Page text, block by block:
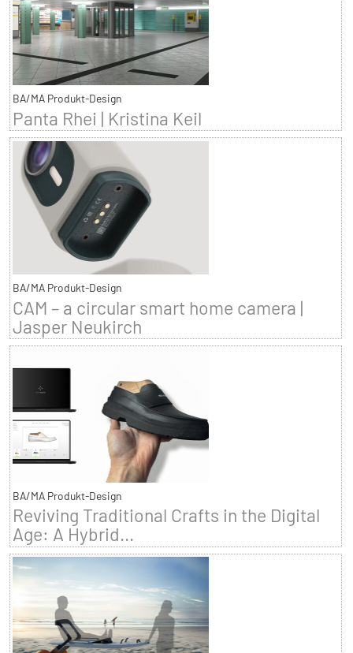
BA/MA Produkt-Design
Panta Rhei | Kristina Keil
BA/MA Produkt-Design
CAM – a circular smart home camera |
Jasper Neukirch
BA/MA Produkt-Design
Reviving Traditional Crafts in the Digital
Age: A Hybrid...